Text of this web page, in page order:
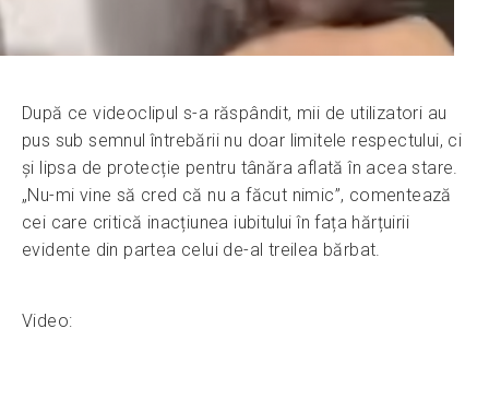
După ce videoclipul s-a răspândit, mii de utilizatori au
pus sub semnul întrebării nu doar limitele respectului, ci
și lipsa de protecție pentru tânăra aflată în acea stare.
„Nu-mi vine să cred că nu a făcut nimic”, comentează
cei care critică inacțiunea iubitului în fața hărțuirii
evidente din partea celui de-al treilea bărbat.
Video: